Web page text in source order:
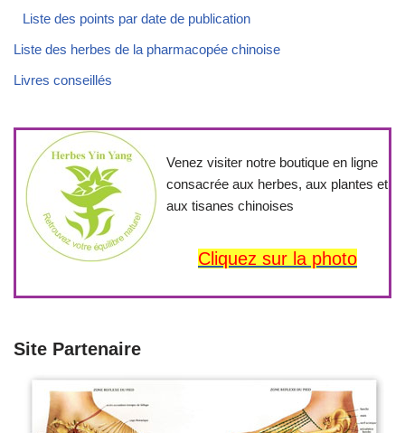
Liste des points par date de publication
Liste des herbes de la pharmacopée chinoise
Livres conseillés
Venez visiter notre boutique en ligne
consacrée aux herbes, aux plantes et
aux tisanes chinoises
Cliquez sur la photo
Site Partenaire